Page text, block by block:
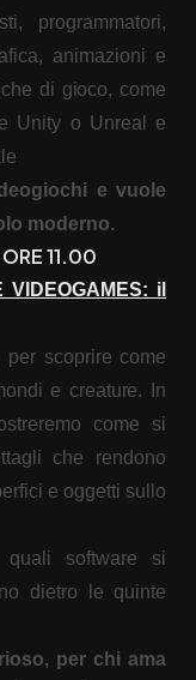
programmatori,
animazioni e
di gioco, come
Unity o Unreal e
e vuole
moderno.
11.00
il
scoprire come
e creature. In
come si
che rendono
e oggetti sullo
quali software si
dietro le quinte
per chi ama